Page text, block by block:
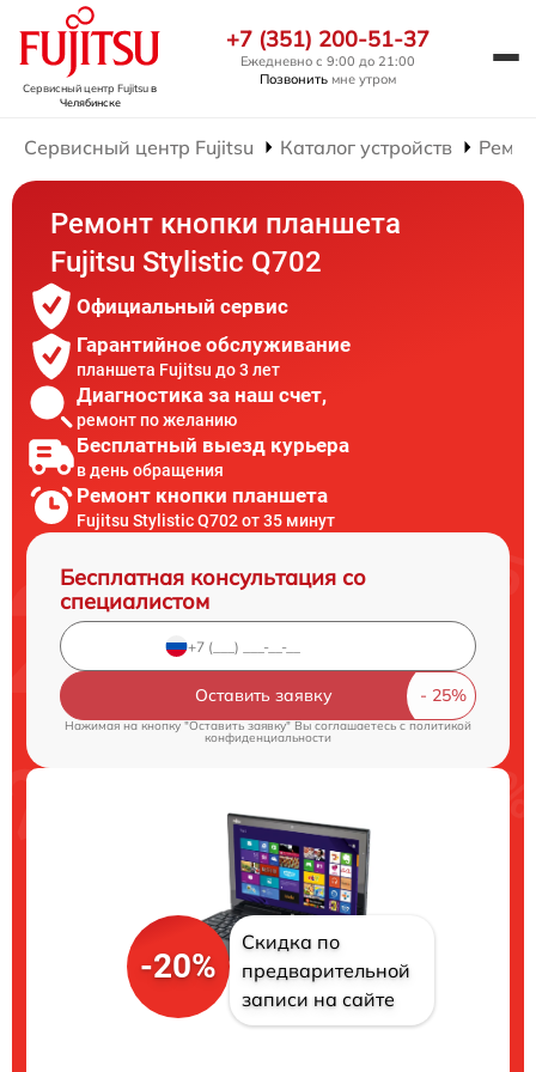
Сервисный центр Fujitsuв
Челябинске
+7 (351) 200-51-37
Ежедневно с 9:00 до 21:00
Позвонить мне утром
Сервисный центр Fujitsu Каталог устройств
Ремонт кнопки планшета
Fujitsu Stylistic Q702
Официальный сервис
Гарантийное обслуживание
планшета Fujitsu до 3 лет
Диагностика за наш счет,
ремонт по желанию
Бесплатный выезд курьера
в день обращения
Ремонт кнопки планшета
Fujitsu Stylistic Q702 от 35 минут
Бесплатная консультация со
специалистом
Оставить заявку
Нажимая на кнопку "Оставить заявку" Вы соглашаетесь cполитикой
конфиденциальности
-20%
Скидка по
предварительной
записи на сайте